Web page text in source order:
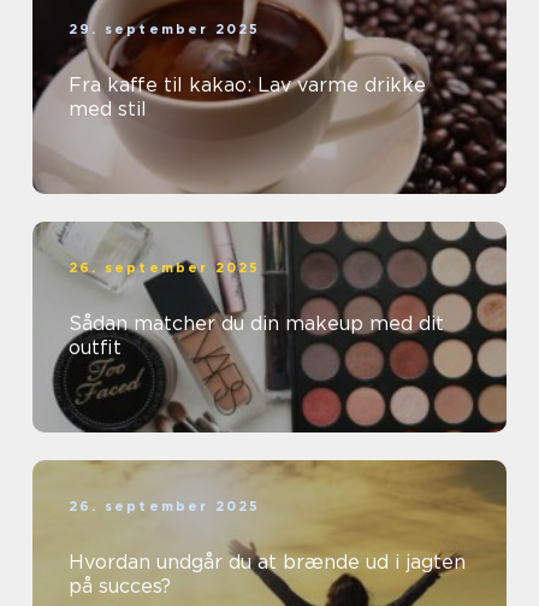
29. september 2025
Fra kaffe til kakao: Lav varme drikke
med stil
26. september 2025
Sådan matcher du din makeup med dit
outfit
26. september 2025
Hvordan undgår du at brænde ud i jagten
på succes?